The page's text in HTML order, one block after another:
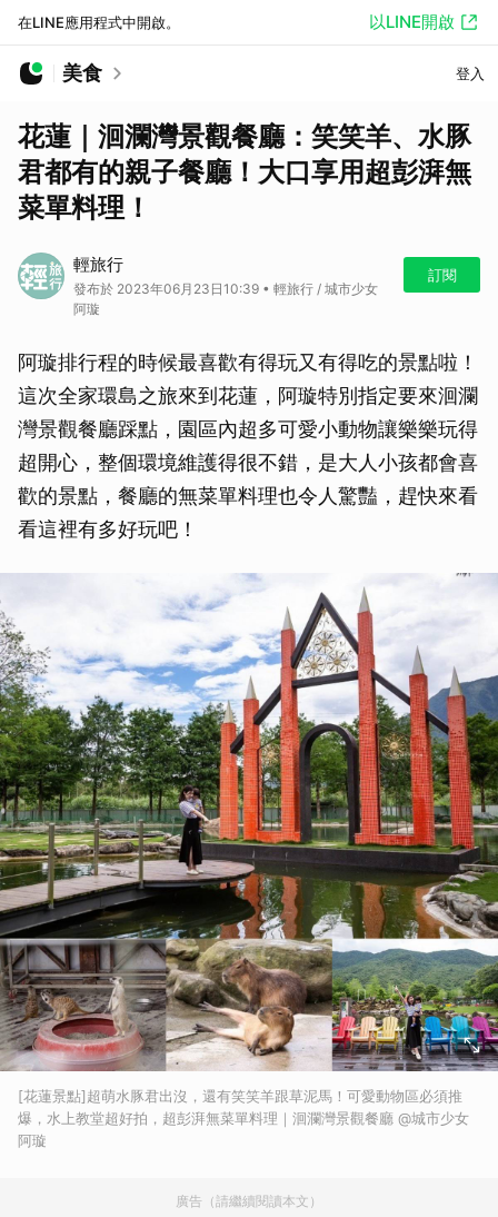
在LINE應用程式中開啟。 以LINE開啟
美食 登入
花蓮｜洄瀾灣景觀餐廳：笑笑羊、水豚
君都有的親子餐廳！大口享用超彭湃無
菜單料理！
輕旅行
發布於 2023年06月23日10:39 • 輕旅行 / 城市少女
阿璇
訂閱
阿璇排行程的時候最喜歡有得玩又有得吃的景點啦！
這次全家環島之旅來到花蓮，阿璇特別指定要來洄瀾
灣景觀餐廳踩點，園區內超多可愛小動物讓樂樂玩得
超開心，整個環境維護得很不錯，是大人小孩都會喜
歡的景點，餐廳的無菜單料理也令人驚豔，趕快來看
看這裡有多好玩吧！
[花蓮景點]超萌水豚君出沒，還有笑笑羊跟草泥馬！可愛動物區必須推
爆，水上教堂超好拍，超彭湃無菜單料理｜洄瀾灣景觀餐廳 @城市少女
阿璇
廣告（請繼續閱讀本文）